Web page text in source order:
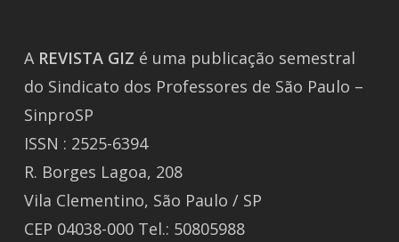
A REVISTA GIZ é uma publicação semestral
do Sindicato dos Professores de São Paulo –
SinproSP
ISSN : 2525-6394
R. Borges Lagoa, 208
Vila Clementino, São Paulo / SP
CEP 04038-000 Tel.: 50805988